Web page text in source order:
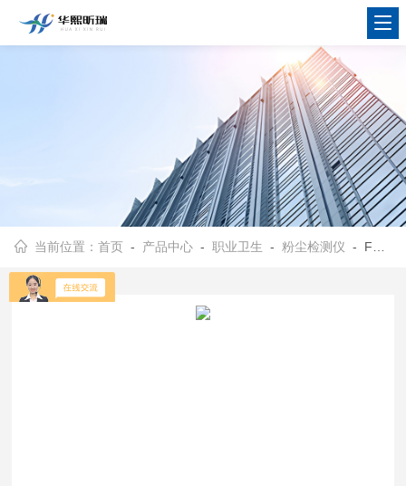
当前位置：首页 - 产品中心 -职业卫生 -粉尘检测仪 - FC-4双路粉尘采样器双隔膜泵工作克服脉冲气流